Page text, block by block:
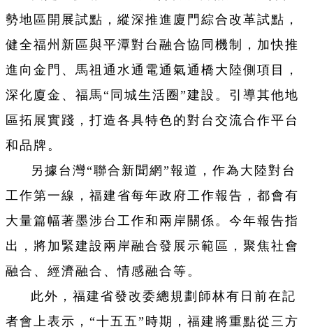
勢地區開展試點，縱深推進廈門綜合改革試點，
健全福州新區與平潭對台融合協同機制，加快推
進向金門、馬祖通水通電通氣通橋大陸側項目，
深化廈金、福馬“同城生活圈”建設。引導其他地
區拓展實踐，打造各具特色的對台交流合作平台
和品牌。
另據台灣“聯合新聞網”報道，作為大陸對台
工作第一線，福建省每年政府工作報告，都會有
大量篇幅著墨涉台工作和兩岸關係。今年報告指
出，將加緊建設兩岸融合發展示範區，聚焦社會
融合、經濟融合、情感融合等。
此外，福建省發改委總規劃師林有日前在記
者會上表示，“十五五”時期，福建將重點從三方